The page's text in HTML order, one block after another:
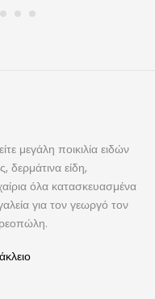
μεγάλη ποικιλία ειδών
δερμάτινα είδη,
όλα κατασκευασμένα
για τον γεωργό τον